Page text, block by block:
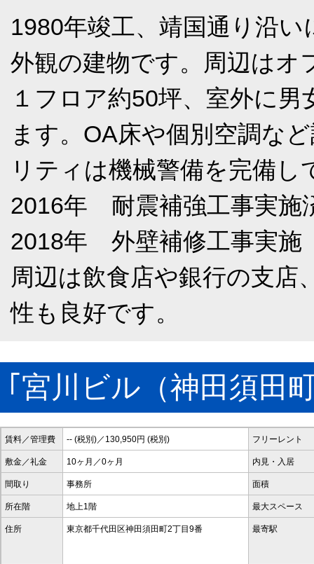
1980年竣工、靖国通り沿
外観の建物です。周辺はオ
１フロア約50坪、室外に
ます。OA床や個別空調な
リティは機械警備を完備し
2016年 耐震補強工事実施
2018年 外壁補修工事実施
周辺は飲食店や銀行の支店
性も良好です。
｢宮川ビル（神田須田
賃料／管理費 -- (税別)／130,950円 (税別) フリーレント
敷金／礼金 10ヶ月／0ヶ月 内見・入居
間取り 事務所 面積
所在階 地上1階 最大スペース
住所 東京都千代田区神田須田町2丁目9番 最寄駅